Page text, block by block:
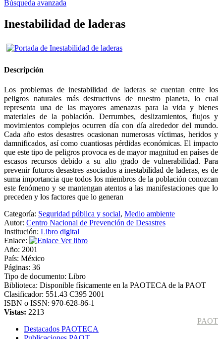
Búsqueda avanzada
Inestabilidad de laderas
Descripción
Los problemas de inestabilidad de laderas se cuentan entre los
peligros naturales más destructivos de nuestro planeta, lo cual
representa una de las mayores amenazas para la vida y bienes
materiales de la población. Derrumbes, deslizamientos, flujos y
movimientos complejos ocurren día con día alrededor del mundo.
Cada año estos desastres ocasionan numerosas víctimas, heridos y
damnificados, así como cuantiosas pérdidas económicas. El impacto
que este tipo de peligros provoca es de mayor magnitud en países de
escasos recursos debido a su alto grado de vulnerabilidad. Para
prevenir futuros desastres asociados a inestabilidad de laderas, es de
suma importancia que todos los miembros de la población conozcan
este fenómeno y se mantengan atentos a las manifestaciones que lo
preceden y los factores que lo generan
Categoría: Seguridad pública y social, Medio ambiente
Autor: Centro Nacional de Prevención de Desastres
Institución: Libro digital
Enlace:
Ver libro
Año: 2001
País: México
Páginas: 36
Tipo de documento: Libro
Biblioteca: Disponible físicamente en la PAOTECA de la PAOT
Clasificador: 551.43 C395 2001
ISBN o ISSN: 970-628-86-1
Vistas: 2213
PAOT
Destacados PAOTECA